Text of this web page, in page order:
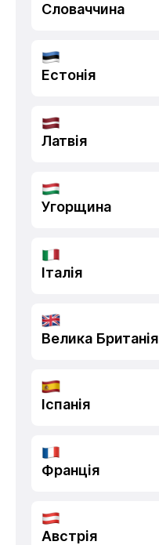
Словаччина
Естонія
Латвія
Угорщина
Італія
Велика Британія
Іспанія
Франція
Австрія